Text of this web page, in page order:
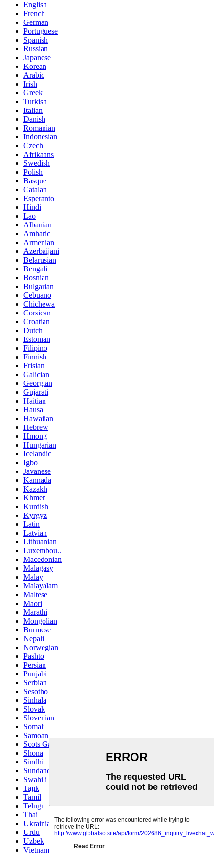
English
French
German
Portuguese
Spanish
Russian
Japanese
Korean
Arabic
Irish
Greek
Turkish
Italian
Danish
Romanian
Indonesian
Czech
Afrikaans
Swedish
Polish
Basque
Catalan
Esperanto
Hindi
Lao
Albanian
Amharic
Armenian
Azerbaijani
Belarusian
Bengali
Bosnian
Bulgarian
Cebuano
Chichewa
Corsican
Croatian
Dutch
Estonian
Filipino
Finnish
Frisian
Galician
Georgian
Gujarati
Haitian
Hausa
Hawaiian
Hebrew
Hmong
Hungarian
Icelandic
Igbo
Javanese
Kannada
Kazakh
Khmer
Kurdish
Kyrgyz
Latin
Latvian
Lithuanian
Luxembou..
Macedonian
Malagasy
Malay
Malayalam
Maltese
Maori
Marathi
Mongolian
Burmese
Nepali
Norwegian
Pashto
Persian
Punjabi
Serbian
Sesotho
Sinhala
Slovak
Slovenian
Somali
Samoan
Scots Gaelic
Shona
Sindhi
Sundanese
Swahili
Tajik
Tamil
Telugu
Thai
Ukrainian
Urdu
Uzbek
Vietnamese